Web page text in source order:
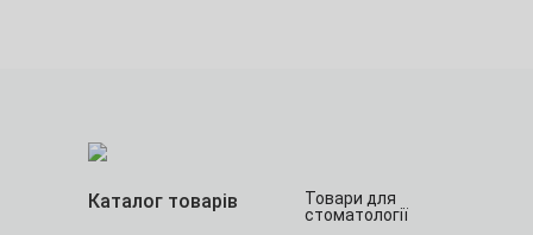
Каталог товарів
Товари для
стоматології